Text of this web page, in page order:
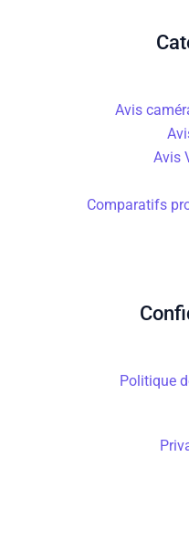
Avis
Avis
Comparatifs
Politique